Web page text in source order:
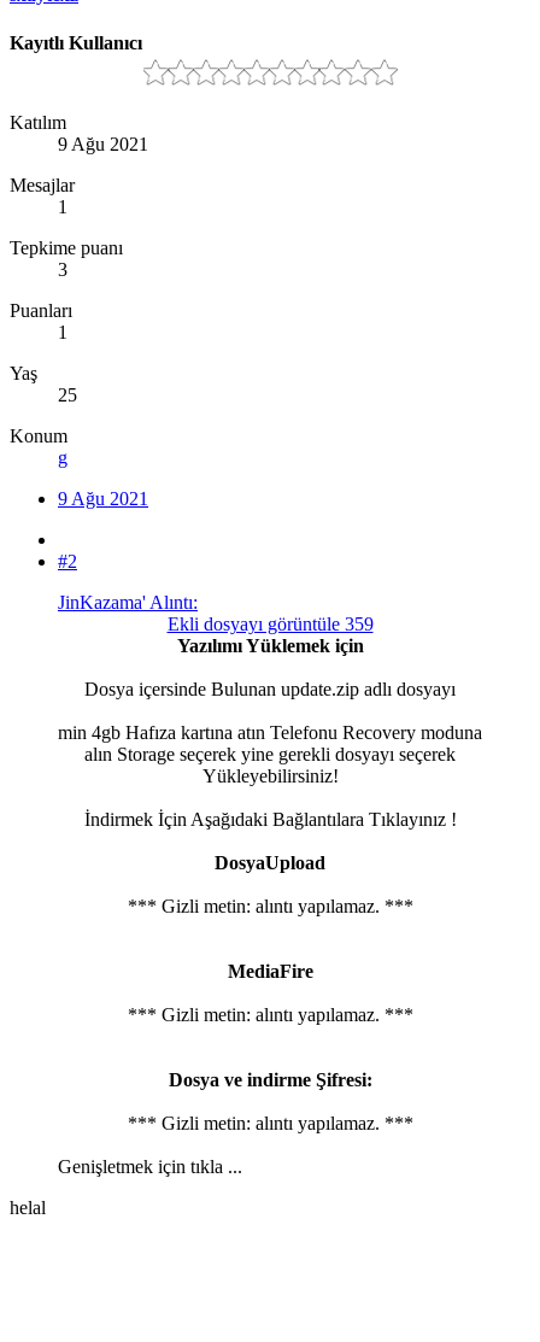
Kayıtlı Kullanıcı
Katılım
9 Ağu 2021
Mesajlar
1
Tepkime puanı
3
Puanları
1
Yaş
25
Konum
g
9 Ağu 2021
#2
JinKazama' Alıntı:
Ekli dosyayı görüntüle 359
Yazılımı Yüklemek için
Dosya içersinde Bulunan update.zip adlı dosyayı
min 4gb Hafıza kartına atın Telefonu Recovery moduna
alın Storage seçerek yine gerekli dosyayı seçerek
Yükleyebilirsiniz!
İndirmek İçin Aşağıdaki Bağlantılara Tıklayınız !
DosyaUpload
*** Gizli metin: alıntı yapılamaz. ***
MediaFire
*** Gizli metin: alıntı yapılamaz. ***
Dosya ve indirme Şifresi:
*** Gizli metin: alıntı yapılamaz. ***
Genişletmek için tıkla ...
helal